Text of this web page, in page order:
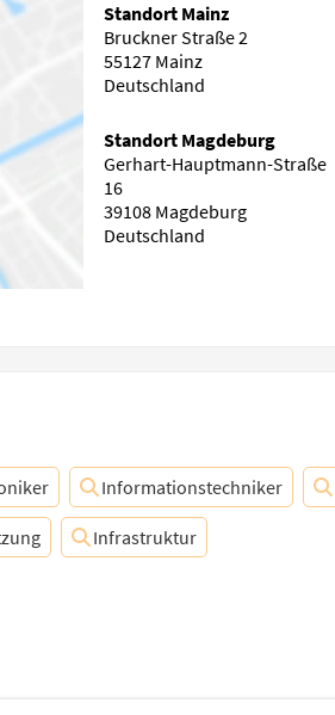
Standort Mainz
Bruckner Straße 2
55127 Mainz
Deutschland
Standort Magdeburg
Gerhart-Hauptmann-Straße
16
39108 Magdeburg
Deutschland
Informationstechniker
Infrastruktur